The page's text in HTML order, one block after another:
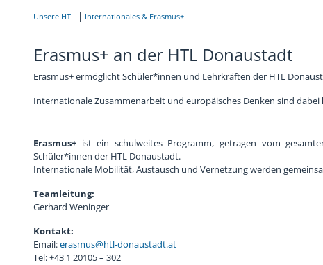
Unsere HTL Internationales & Erasmus+
Erasmus+ an der HTL Donaustadt
Erasmus+ ermöglicht Schüler*innen und Lehrkräften der HTL
Internationale Zusammenarbeit und europäisches Denken sind dabei
Erasmus+ ist ein schulweites Programm, getragen vom
Schüler*innen der HTL Donaustadt.
Internationale Mobilität, Austausch und Vernetzung werden
Teamleitung:
Gerhard Weninger
Kontakt:
Email:erasmus@htl-donaustadt.at
Tel: +43 1 20105 – 302
Chronik
Sponsoren